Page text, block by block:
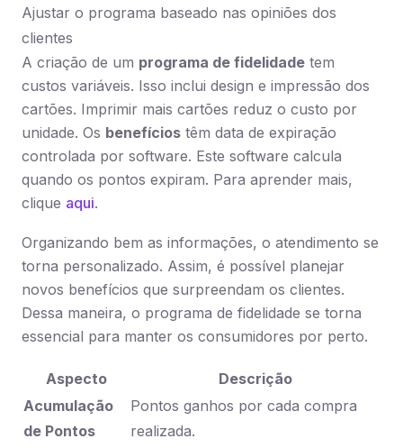
Ajustar o programa baseado nas opiniões dos
clientes
A criação de um programa de fidelidade tem
custos variáveis. Isso inclui design e impressão dos
cartões. Imprimir mais cartões reduz o custo por
unidade. Os benefícios têm data de expiração
controlada por software. Este software calcula
quando os pontos expiram. Para aprender mais,
clique aqui.
Organizando bem as informações, o atendimento se
torna personalizado. Assim, é possível planejar
novos benefícios que surpreendam os clientes.
Dessa maneira, o programa de fidelidade se torna
essencial para manter os consumidores por perto.
Aspecto
Descrição
Acumulação
de Pontos
Pontos ganhos por cada compra
realizada.